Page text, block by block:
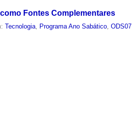
Fontes Complementares
Tecnologia Programa Ano Sabático ,ODS07